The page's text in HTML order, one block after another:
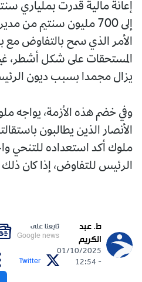
إعانة مالية قدرت بملياري
إلى 700 مليون سنتيم من
الأمر الذي سمح بالتفاوض مع
المستحقات على شكل أشطر،
يزال مجمدا بسبب ديون
وفي خضم هذه الأزمة، يواجه
الأنصار الذين يطالبون
ملوك أكد استعداده للتنحي
الرئيس للتفاوض، إذا كان ذلك
ط. عبد
الكريم
01/10/2025
- 12:54
تابعنا على
Google news
Twitter